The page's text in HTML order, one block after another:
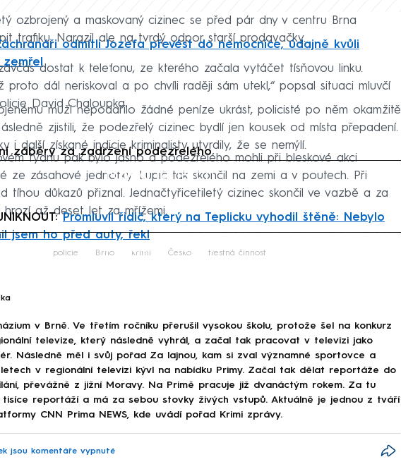
ozbrojený a maskovaný cizinec se před pár dny v centru Brna
trafiku. Narazil ale na tvrdý odpor starší prodavačky.
odmítli Jozefa převést do nemocnice, údajně kvůli
dostat k telefonu, ze kterého začala vytáčet tísňovou linku.
proto dál neriskoval a po chvíli raději sám utekl,“ popsal situaci mluvčí
David Chaloupka.
muži nepodařilo žádné peníze ukrást, policisté po něm okamžitě
zjistili, že podezřelý cizinec bydlí jen kousek od místa přepadení.
i další získané indicie kriminalisty utvrdily, že se nemýlí.
záběry za zadržení podezřelého
Failed to fetch
týdnu pak bylo jasno a podezřelého mohli při bleskové akci
ze zásahové jednotky. Lupič tak skončil na zemi a v poutech. Při
tíhou důkazů přiznal. Jednačtyřicetiletý cizinec skončil ve vazbě a za
až deset let za mřížemi.
Promluvil řidič, který na Teplicku vyhodil štěně: Nebylo
jsem ho před auty, řekl
Failed to fetch
Failed to fetch
policie Brno krimi Česko trestná činnost
v Brně. Ve třetím ročníku přerušil vysokou školu, protože šel na konkurz
televize, který následně vyhrál, a začal tak pracovat v televizi jako
Následně měl i svůj pořad Za lajnou, kam si zval významné sportovce a
v regionální televizi kývl na nabídku Primy. Začal tak dělat reportáže do
převážně z jižní Moravy. Na Primě pracuje již dvanáctým rokem. Za tu
reportáží a má za sebou stovky živých vstupů. Aktuálně je jednou z tváří
CNN Prima NEWS, kde uvádí pořad Krimi zprávy.
jsou komentáře vypnuté